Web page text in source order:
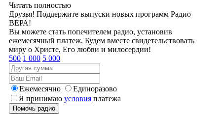
Читать полностью
Друзья! Поддержите выпуски новых программ Радио
ВЕРА!
Вы можете стать попечителем радио, установив
ежемесячный платеж. Будем вместе свидетельствовать
миру о Христе, Его любви и милосердии!
500 1 000 5 000
Ежемесячно
Единоразово
Я принимаю условия платежа
Помочь радио